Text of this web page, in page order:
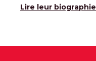
Lire leur biographie